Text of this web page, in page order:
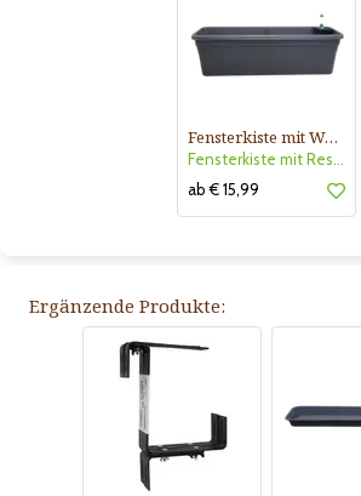
Fensterkiste mit Wasserreserve
Fensterkiste mit Reser.anthrazi
ab € 15,99
Ergänzende Produkte: